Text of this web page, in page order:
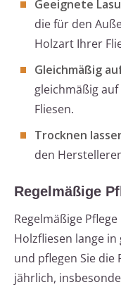
Geeignete
die für den
Holzart Ihrer
Gleichmäßig
gleichmäßig
Fliesen.
Trocknen
den
Regelmäßige
Regelmäßige
Holzfliesen lange
und pflegen Sie die
jährlich,